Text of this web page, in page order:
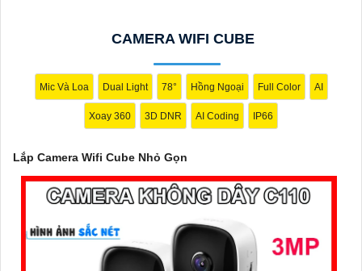
Wyze Cam Pan: Một trong những lựa chọn phổ biến với độ
phân giải cao, quay quét 360 độ và tính năng cảm biến chuyển
TP-Link Kasa Spot KC100: Camera nhỏ gọn, độ phân giải
3:
D-Link DCS-8100LH: Camera nhỏ gọn, độ phân giải cao,
hỗ trợ cảm biến chuyển động và đèn hồng ngoại.
Nhớ xem xét các yếu tố trên và kiểm tra các đánh giá của người
dùng trước khi quyết định mua Camera Wifi Cube. Chúc anh/chị
tìm cho mình lựa chọn hoàn hảo!
CAMERA WIFI CUBE
Mic Và Loa Dual Light 78° Hồng Ngoại Full Color AI
Xoay 360 3D DNR AI Coding IP66
Lắp Camera Wifi Cube Nhỏ Gọn